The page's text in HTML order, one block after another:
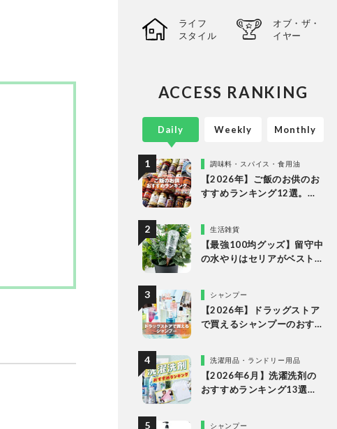
ライフ
スタイル
オブ・ザ・
イヤー
ACCESS RANKING
Daily
調味料・スパイス・食用油
【2026年】ご飯のお供のお
すすめランキング12選。
比較生活雑貨
【最強100均グッズ】留守中
の水やりはセリアがベスト
シャンプー
【2026年】ドラッグストア
で買えるシャンプーのおす
比較洗濯用品・ランドリー用品
【2026年6月】洗濯洗剤の
おすすめランキング13選。
シャンプー
Weekly Monthly